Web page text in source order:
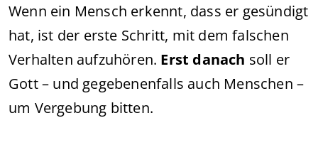
Wenn ein Mensch erkennt, dass er gesündigt
hat, ist der erste Schritt, mit dem falschen
Verhalten aufzuhören. Erst danach soll er
Gott – und gegebenenfalls auch Menschen –
um Vergebung bitten.